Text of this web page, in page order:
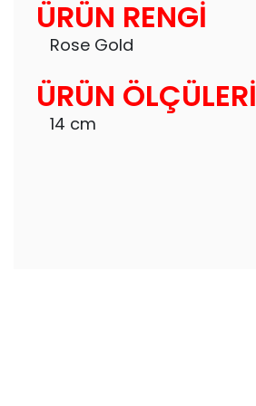
ÜRÜN RENGİ
Rose Gold
ÜRÜN ÖLÇÜLERİ
14 cm